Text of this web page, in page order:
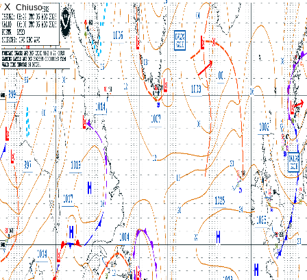
X Chiuso